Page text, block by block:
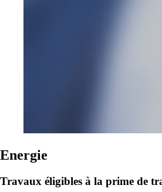
Energie
Travaux éligibles à la prime de